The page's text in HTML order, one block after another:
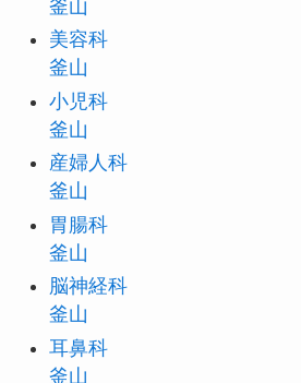
釜山
美容科
釜山
小児科
釜山
産婦人科
釜山
胃腸科
釜山
脳神経科
釜山
耳鼻科
釜山